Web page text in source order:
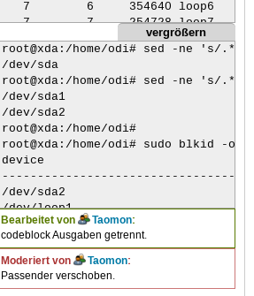
   7        6     354640 loop6
   7        7     254728 loop7
   8        0  732574584 sda
   8        1     524288 sda1
   8        2  732048384 sda2
  11        0    1048575 sr0
   7        8      83212 loop8
   7        9      93888 loop9
   7       10      46960 loop10
   7       11      51024 loop11
   7       12        284 loop12
   7       14     119588 loop14
   7       15      51036 loop15
   7       16      64804 loop16
   7       17      56948 loop17
   7       18     328128 loop18
vergrößern
root@xda:/home/odi# sed -ne 's/
/dev/sda
root@xda:/home/odi# sed -ne
/dev/sda1
/dev/sda2
root@xda:/home/odi#
root@xda:/home/odi# sudo blkid -
device
/dev/sda2
/dev/loop1
/dev/loop8
/dev/loop15
/dev/loop6
/dev/loop13
/dev/loop4
Bearbeitet von Taomon:
codeblock Ausgaben getrennt.
Moderiert von Taomon:
Passender verschoben.